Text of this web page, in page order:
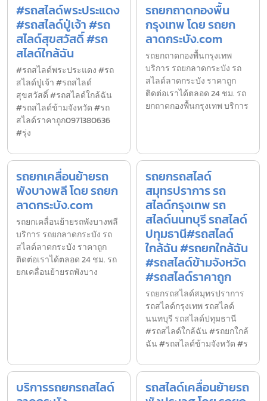
#รถสไลด์พระประแดง
#รถสไลด์ปู่เจ้า #รถ
สไลด์สุขสวัสดิ์ #รถ
สไลด์ใกล้ฉัน
#รถสไลด์พระประแดง #รถ
สไลด์ปู่เจ้า #รถสไลด์
สุขสวัสดิ์ #รถสไลด์ใกล้ฉัน
#รถสไลด์ข้ามจังหวัด #รถ
สไลด์ราคาถูก0971380636
#รุ่ง
รถยกถาดกองพื้น
กรุงเทพ โดย รถยก
ลาดกระบัง.com
รถยกถาดกองพื้นกรุงเทพ
บริการ รถยกลาดกระบัง รถ
สไลด์ลาดกระบัง ราคาถูก
ติดต่อเราได้ตลอด 24 ชม. รถ
ยกถาดกองพื้นกรุงเทพ บริการ
รถยกเคลื่อนย้ายรถ
พังบางพลี โดย รถยก
ลาดกระบัง.com
รถยกเคลื่อนย้ายรถพังบางพลี
บริการ รถยกลาดกระบัง รถ
สไลด์ลาดกระบัง ราคาถูก
ติดต่อเราได้ตลอด 24 ชม. รถ
ยกเคลื่อนย้ายรถพังบาง
รถยกรถสไลด์
สมุทรปราการ รถ
สไลด์กรุงเทพ รถ
สไลด์นนทบุรี รถสไลด์
ปทุมธานี#รถสไลด์
ใกล้ฉัน #รถยกใกล้ฉัน
#รถสไลด์ข้ามจังหวัด
#รถสไลด์ราคาถูก
รถยกรถสไลด์สมุทรปราการ
รถสไลด์กรุงเทพ รถสไลด์
นนทบุรี รถสไลด์ปทุมธานี
#รถสไลด์ใกล้ฉัน #รถยกใกล้
ฉัน #รถสไลด์ข้ามจังหวัด #ร
บริการรถยกรถสไลด์
รถสไลด์เคลื่อนย้ายรถ